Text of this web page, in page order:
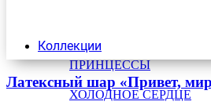
Коллекции
ПРИНЦЕССЫ
ХОЛОДНОЕ СЕРДЦЕ
Латексный шар «Привет,